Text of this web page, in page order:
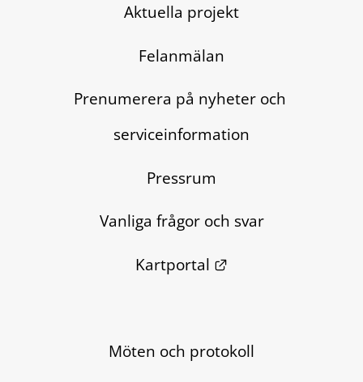
Aktuella projekt
Felanmälan
Prenumerera på nyheter och
serviceinformation
Pressrum
Vanliga frågor och svar
Kartportal
Länk till annan
Möten och protokoll